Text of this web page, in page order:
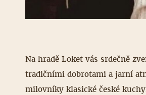
Na hradě Loket vás srdečně
tradičními dobrotami a jarní
milovníky klasické české